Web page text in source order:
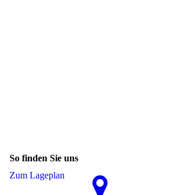
So finden Sie uns
Zum La­ge­plan